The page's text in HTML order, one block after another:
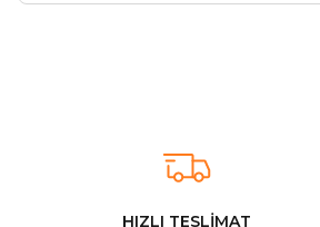
T... Ç... | 15/01/2026HIZLI TESLİMAT